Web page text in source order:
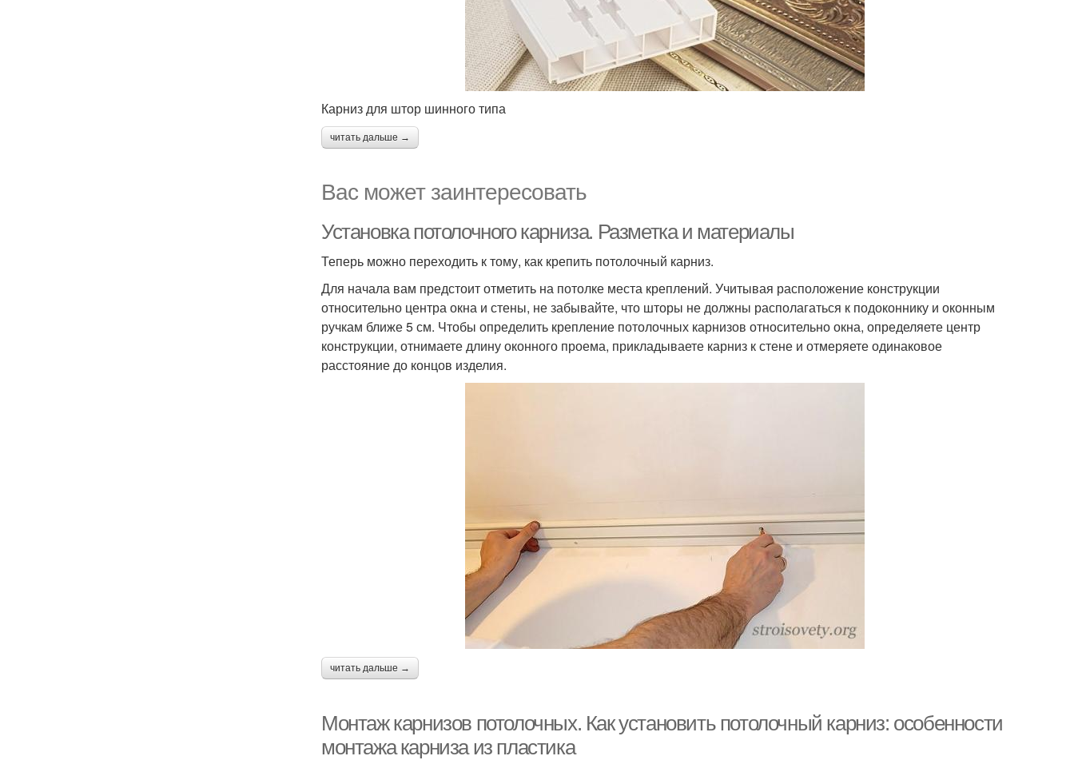
Карниз для штор шинного типа
читать дальше →
Вас может заинтересовать
Установка потолочного карниза. Разметка и материалы
Теперь можно переходить к тому, как крепить потолочный карниз.
Для начала вам предстоит отметить на потолке места креплений. Учитывая расположение конструкции
относительно центра окна и стены, не забывайте, что шторы не должны располагаться к подоконнику и оконным
ручкам ближе 5 см. Чтобы определить крепление потолочных карнизов относительно окна, определяете центр
конструкции, отнимаете длину оконного проема, прикладываете карниз к стене и отмеряете одинаковое
расстояние до концов изделия.
читать дальше →
Монтаж карнизов потолочных. Как установить потолочный карниз: особенности
монтажа карниза из пластика